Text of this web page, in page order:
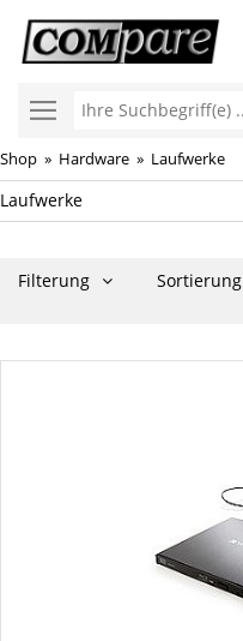
Shop » Hardware » Laufwerke
Laufwerke
Filterung
Sortierung